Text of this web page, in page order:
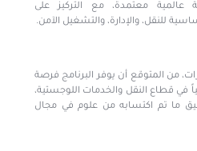
عالمية معتمدة، مع التركيز على
للنقل، والإدارة، والتشغيل الآمن.
من المتوقع أن يوفر البرنامج فرصة
في قطاع النقل والخدمات اللوجستية،
ما تم اكتسابه من علوم في مجال